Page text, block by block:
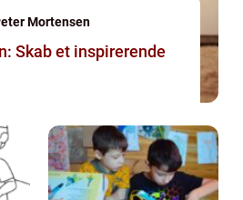
Mortensen
Skab et inspirerende